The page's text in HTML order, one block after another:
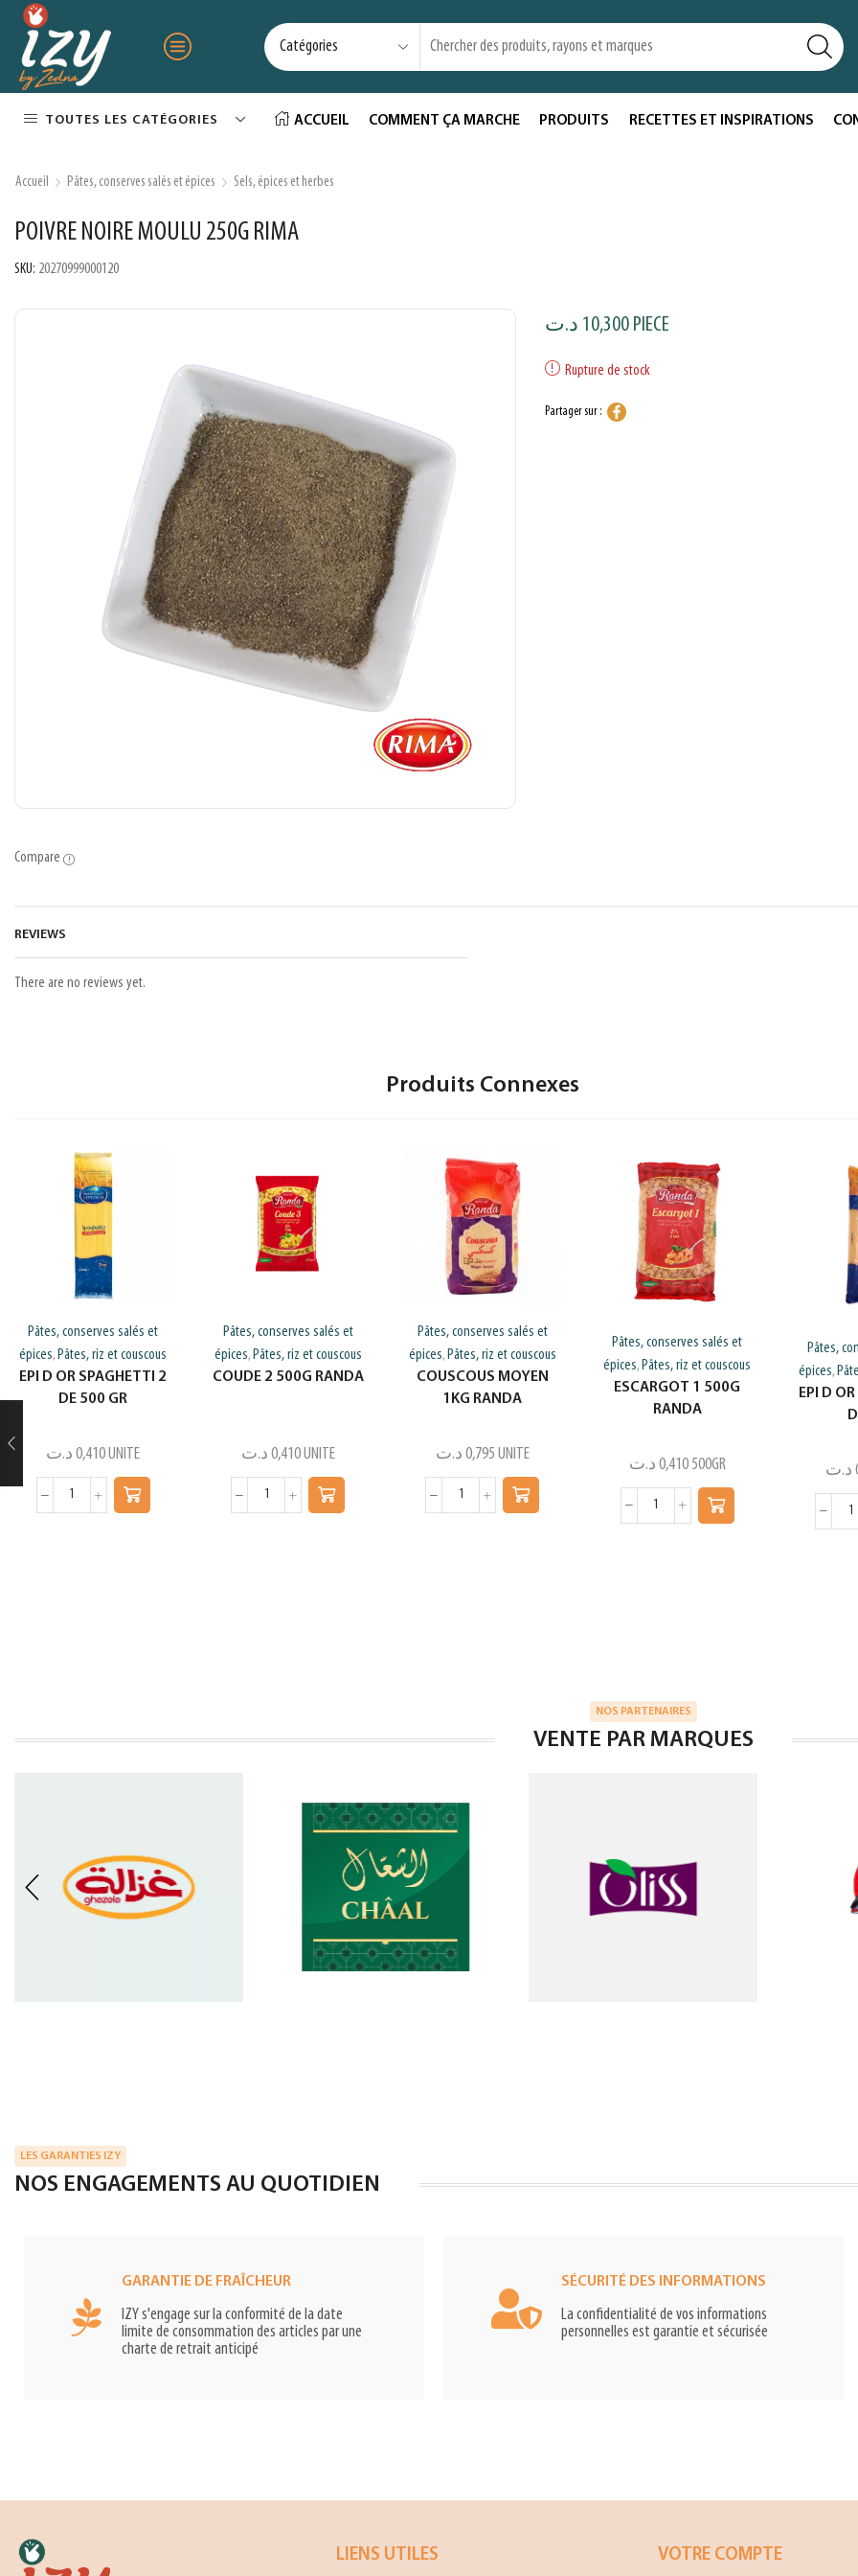
TOUTES LES CATÉGORIES ACCUEIL COMMENT ÇA MARCHE PRODUITS RECETTES ET INSPIRATIONS
Accueil Pâtes, conserves salés et épices Sels, épices et herbes
POIVRE NOIRE MOULU 250G RIMA
SKU: 20270999000120
Compare
10,300 د.ت PIECE
Rupture de stock
Partager sur :
REVIEWS
There are no reviews yet.
Produits Connexes
Pâtes, conserves salés et
épices,Pâtes, riz et couscous
EPI D OR SPAGHETTI 2
DE 500 GR
0,410 د.ت UNITE
Pâtes, conserves salés et
épices, Pâtes, riz et couscous
COUDE 2 500G RANDA
0,410 د.ت UNITE
Pâtes, conserves salés et
épices, Pâtes, riz et couscous
COUSCOUS MOYEN
1KG RANDA
0,795 د.ت UNITE
Pâtes, conserves salés et
épices, Pâtes, riz et couscous
ESCARGOT 1 500G
RANDA
0,410 د.ت 500GR
Pâtes,
épices,
EPI D
د.ت
NOS PARTENAIRES
VENTE PAR MARQUES
LES GARANTIES IZY
NOS ENGAGEMENTS AU QUOTIDIEN
GARANTIE DE FRAÎCHEUR
IZY s'engage sur la conformité de la date
limite de consommation des articles par une
charte de retrait anticipé
SÉCURITÉ DES INFORMATIONS
La confidentialité de vos informations
personnelles est garantie et sécurisée
LIENS UTILES VOTRE COMPTE